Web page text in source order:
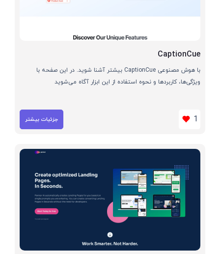
CaptionCue
با هوش مصنوعی CaptionCue بیشتر آشنا شوید. در این صفحه با
ویژگی‌ها، کاربردها و نحوه استفاده از این ابزار آگاه می‌شوید
1 جزئیات بیشتر